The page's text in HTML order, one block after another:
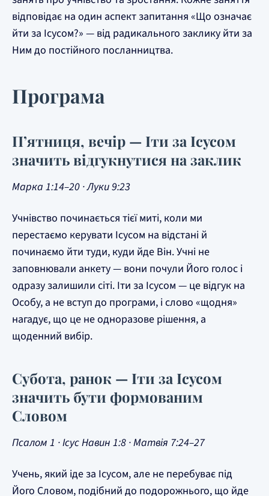
відповідає на один аспект запитання «Що означає
йти за Ісусом?» — від радикального заклику йти за
Ним до постійного посланництва.
Програма
П’ятниця, вечір — Іти за Ісусом
значить відгукнутися на заклик
Марка 1:14–20 · Луки 9:23
Учнівство починається тієї миті, коли ми
перестаємо керувати Ісусом на відстані й
починаємо йти туди, куди йде Він. Учні не
заповнювали анкету — вони почули Його голос і
одразу залишили сіті. Іти за Ісусом — це відгук на
Особу, а не вступ до програми, і слово «щодня»
нагадує, що це не одноразове рішення, а
щоденний вибір.
Субота, ранок — Іти за Ісусом
значить бути формованим
Словом
Псалом 1 · Ісус Навин 1:8 · Матвія 7:24–27
Учень, який іде за Ісусом, але не перебуває під
Його Словом, подібний до подорожнього, що йде